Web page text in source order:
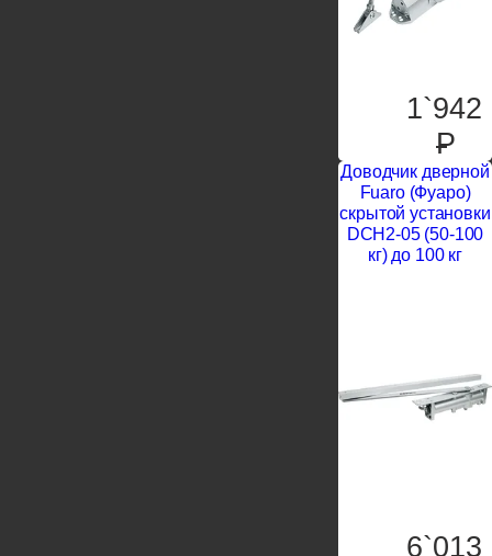
1`942
P
Доводчик дверной
Fuaro (Фуаро)
скрытой установки
DCH2-05 (50-100
кг) до 100 кг
6`013